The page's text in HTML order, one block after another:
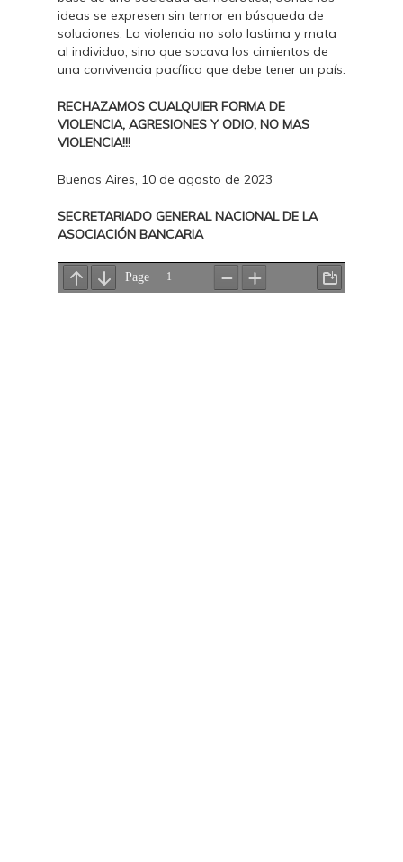
ideas se expresen sin temor en búsqueda de
soluciones. La violencia no solo lastima y mata
al individuo, sino que socava los cimientos de
una convivencia pacífica que debe tener un país.
RECHAZAMOS CUALQUIER FORMA DE
VIOLENCIA, AGRESIONES Y ODIO, NO MAS
VIOLENCIA!!!
Buenos Aires, 10 de agosto de 2023
SECRETARIADO GENERAL NACIONAL DE LA
ASOCIACIÓN BANCARIA